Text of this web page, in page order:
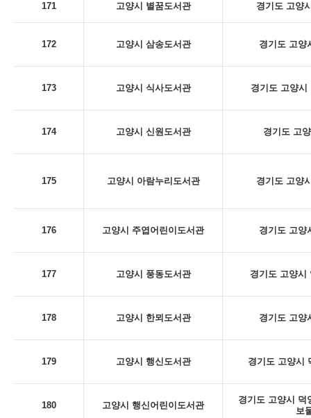
171 고양시 별꿈도서관 경기도 고양
172 고양시 삼송도서관 경기도 고양
173 고양시 식사도서관 경기도 고양시
174 고양시 신원도서관 경기도 고
175 고양시 아람누리도서관 경기도 고양
176 고양시 주엽어린이도서관 경기도 고양
177 고양시 풍동도서관 경기도 고양시
178 고양시 한뫼도서관 경기도 고양
179 고양시 행신도서관 경기도 고양시
180 고양시 행신어린이도서관
경기도 고양시 덕
보